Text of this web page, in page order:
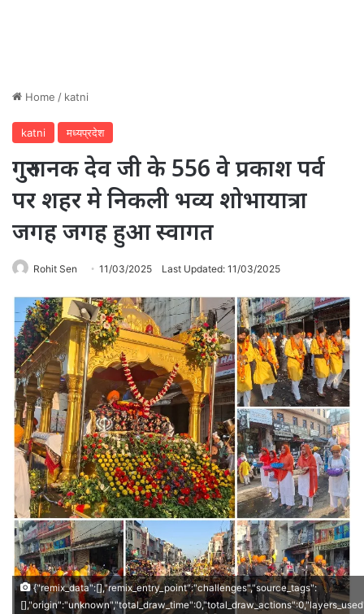
Home / katni
katni मध्यप्रदेश
गुरुनानक देव जी के 556 वे प्रकाश पर्व
पर शहर मे निकली भव्य शोभायात्रा
जगह जगह हुआ स्वागत
Rohit Sen 11/03/2025 Last Updated: 11/03/2025
{"remix_data":[],"remix_entry_point":"challenges","source_tags":